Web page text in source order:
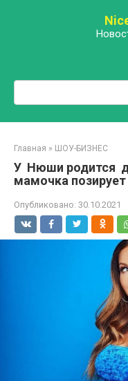
Поиск:
Главная » ШОУ-БИЗНЕС
У Нюши родится
мамочка позирует
Опубликовано: 30.10.2021